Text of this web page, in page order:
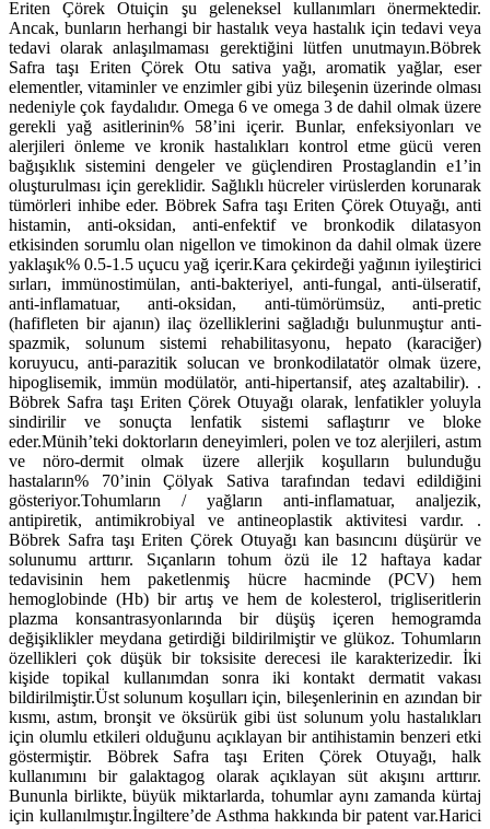
Eriten Çörek Otuiçin şu geleneksel kullanımları önermektedir.
Ancak, bunların herhangi bir hastalık veya hastalık için tedavi veya
tedavi olarak anlaşılmaması gerektiğini lütfen unutmayın.Böbrek
Safra taşı Eriten Çörek Otu sativa yağı, aromatik yağlar, eser
elementler, vitaminler ve enzimler gibi yüz bileşenin üzerinde olması
nedeniyle çok faydalıdır. Omega 6 ve omega 3 de dahil olmak üzere
gerekli yağ asitlerinin% 58’ini içerir. Bunlar, enfeksiyonları ve
alerjileri önleme ve kronik hastalıkları kontrol etme gücü veren
bağışıklık sistemini dengeler ve güçlendiren Prostaglandin e1’in
oluşturulması için gereklidir. Sağlıklı hücreler virüslerden korunarak
tümörleri inhibe eder. Böbrek Safra taşı Eriten Çörek Otuyağı, anti
histamin, anti-oksidan, anti-enfektif ve bronkodik dilatasyon
etkisinden sorumlu olan nigellon ve timokinon da dahil olmak üzere
yaklaşık% 0.5-1.5 uçucu yağ içerir.Kara çekirdeği yağının iyileştirici
sırları, immünostimülan, anti-bakteriyel, anti-fungal, anti-ülseratif,
anti-inflamatuar, anti-oksidan, anti-tümörümsüz, anti-pretic
(hafifleten bir ajanın) ilaç özelliklerini sağladığı bulunmuştur anti-
spazmik, solunum sistemi rehabilitasyonu, hepato (karaciğer)
koruyucu, anti-parazitik solucan ve bronkodilatatör olmak üzere,
hipoglisemik, immün modülatör, anti-hipertansif, ateş azaltabilir). .
Böbrek Safra taşı Eriten Çörek Otuyağı olarak, lenfatikler yoluyla
sindirilir ve sonuçta lenfatik sistemi saflaştırır ve bloke
eder.Münih’teki doktorların deneyimleri, polen ve toz alerjileri, astım
ve nöro-dermit olmak üzere allerjik koşulların bulunduğu
hastaların% 70’inin Çölyak Sativa tarafından tedavi edildiğini
gösteriyor.Tohumların / yağların anti-inflamatuar, analjezik,
antipiretik, antimikrobiyal ve antineoplastik aktivitesi vardır. .
Böbrek Safra taşı Eriten Çörek Otuyağı kan basıncını düşürür ve
solunumu arttırır. Sıçanların tohum özü ile 12 haftaya kadar
tedavisinin hem paketlenmiş hücre hacminde (PCV) hem
hemoglobinde (Hb) bir artış ve hem de kolesterol, trigliseritlerin
plazma konsantrasyonlarında bir düşüş içeren hemogramda
değişiklikler meydana getirdiği bildirilmiştir ve glükoz. Tohumların
özellikleri çok düşük bir toksisite derecesi ile karakterizedir. İki
kişide topikal kullanımdan sonra iki kontakt dermatit vakası
bildirilmiştir.Üst solunum koşulları için, bileşenlerinin en azından bir
kısmı, astım, bronşit ve öksürük gibi üst solunum yolu hastalıkları
için olumlu etkileri olduğunu açıklayan bir antihistamin benzeri etki
göstermiştir. Böbrek Safra taşı Eriten Çörek Otuyağı, halk
kullanımını bir galaktagog olarak açıklayan süt akışını arttırır.
Bununla birlikte, büyük miktarlarda, tohumlar aynı zamanda kürtaj
için kullanılmıştır.İngiltere’de Asthma hakkında bir patent var.Harici